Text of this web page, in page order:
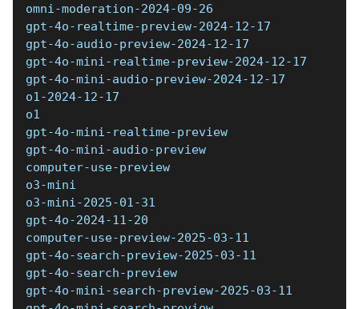
omni-moderation-2024-09-26
gpt-4o-realtime-preview-2024-12-17
gpt-4o-audio-preview-2024-12-17
gpt-4o-mini-realtime-preview-2024-12-17
gpt-4o-mini-audio-preview-2024-12-17
o1-2024-12-17
o1
gpt-4o-mini-realtime-preview
gpt-4o-mini-audio-preview
computer-use-preview
o3-mini
o3-mini-2025-01-31
gpt-4o-2024-11-20
computer-use-preview-2025-03-11
gpt-4o-search-preview-2025-03-11
gpt-4o-search-preview
gpt-4o-mini-search-preview-2025-03-11